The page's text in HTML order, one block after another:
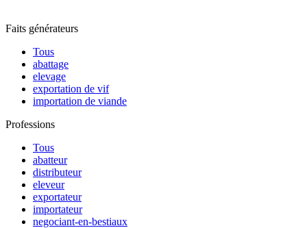
Faits générateurs
Tous
abattage
elevage
exportation de vif
importation de viande
Professions
Tous
abatteur
distributeur
eleveur
exportateur
importateur
negociant-en-bestiaux